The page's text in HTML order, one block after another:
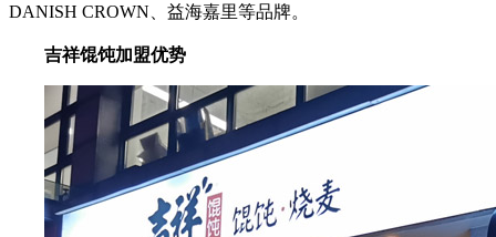
DANISH CROWN、益海嘉里等品牌。
吉祥馄饨加盟优势